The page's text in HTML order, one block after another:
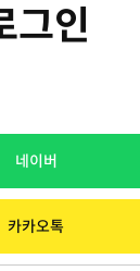
그인
네이버
카카오톡